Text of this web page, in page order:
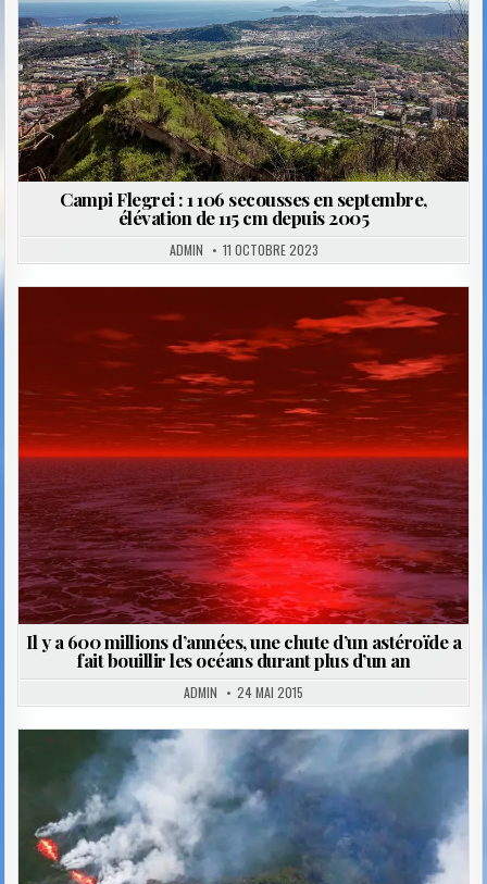
Campi Flegrei : 1 106 secousses en septembre,
élévation de 115 cm depuis 2005
ADMIN 11 OCTOBRE 2023
Posted
in
Il y a 600 millions d’années, une chute d’un astéroïde a
fait bouillir les océans durant plus d’un an
ADMIN 24 MAI 2015
Posted
in